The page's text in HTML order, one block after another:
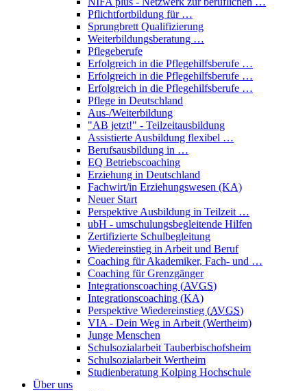
Pflichtfortbildung für …
Sprungbrett Qualifizierung
Weiterbildungsberatung …
Pflegeberufe
Erfolgreich in die Pflegehilfsberufe …
Erfolgreich in die Pflegehilfsberufe …
Erfolgreich in die Pflegehilfsberufe …
Pflege in Deutschland
Aus-/Weiterbildung
"AB jetzt!" - Teilzeitausbildung
Assistierte Ausbildung flexibel …
Berufsausbildung in …
EQ Betriebscoaching
Erziehung in Deutschland
Fachwirt/in Erziehungswesen (KA)
Neuer Start
Perspektive Ausbildung in Teilzeit …
ubH - umschulungsbegleitende Hilfen
Zertifizierte Schulbegleitung
Wiedereinstieg in Arbeit und Beruf
Coaching für Akademiker, Fach- und …
Coaching für Grenzgänger
Integrationscoaching (AVGS)
Integrationscoaching (KA)
Perspektive Wiedereinstieg (AVGS)
VIA - Dein Weg in Arbeit (Wertheim)
Junge Menschen
Schulsozialarbeit Tauberbischofsheim
Schulsozialarbeit Wertheim
Studienberatung Kolping Hochschule
Über uns